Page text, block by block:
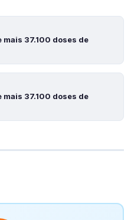
mais 37.100 doses de
mais 37.100 doses de